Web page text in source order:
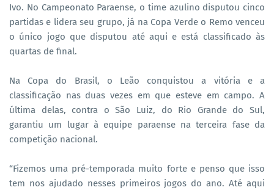
Ivo. No Campeonato Paraense, o time azulino disputou cinco
partidas e lidera seu grupo, já na Copa Verde o Remo venceu
o único jogo que disputou até aqui e está classificado às
quartas de final.
Na Copa do Brasil, o Leão conquistou a vitória e a
classificação nas duas vezes em que esteve em campo. A
última delas, contra o São Luiz, do Rio Grande do Sul,
garantiu um lugar à equipe paraense na terceira fase da
competição nacional.
“Fizemos uma pré-temporada muito forte e penso que isso
tem nos ajudado nesses primeiros jogos do ano. Até aqui